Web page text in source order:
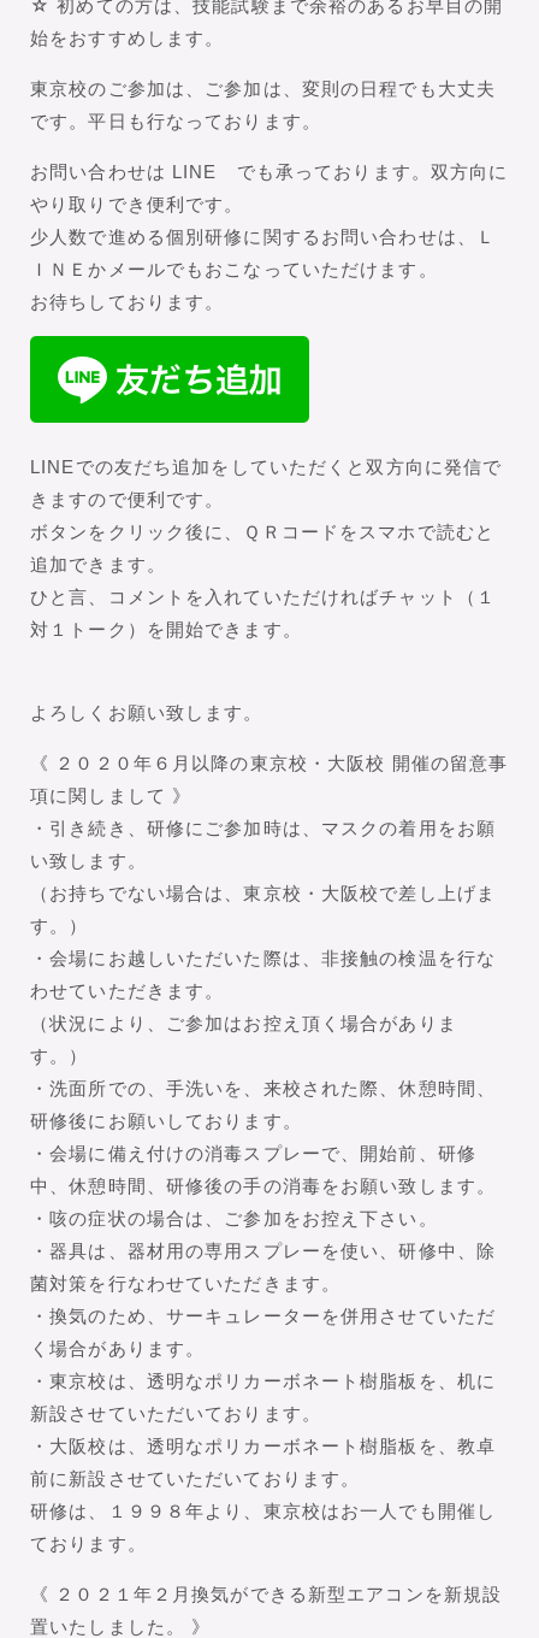
☆ 初めての方は、技能試験まで余裕のあるお早目の開
始をおすすめします。
東京校のご参加は、ご参加は、変則の日程でも大丈夫
です。平日も行なっております。
お問い合わせは LINE でも承っております。双方向に
やり取りでき便利です。
少人数で進める個別研修に関するお問い合わせは、Ｌ
ＩＮＥかメールでもおこなっていただけます。
お待ちしております。
LINEでの友だち追加をしていただくと双方向に発信で
きますので便利です。
ボタンをクリック後に、ＱＲコードをスマホで読むと
追加できます。
ひと言、コメントを入れていただければチャット（１
対１トーク）を開始できます。
よろしくお願い致します。
《 ２０２０年６月以降の東京校・大阪校 開催の留意事
項に関しまして 》
・引き続き、研修にご参加時は、マスクの着用をお願
い致します。
（お持ちでない場合は、東京校・大阪校で差し上げま
す。）
・会場にお越しいただいた際は、非接触の検温を行な
わせていただきます。
（状況により、ご参加はお控え頂く場合がありま
す。）
・洗面所での、手洗いを、来校された際、休憩時間、
研修後にお願いしております。
・会場に備え付けの消毒スプレーで、開始前、研修
中、休憩時間、研修後の手の消毒をお願い致します。
・咳の症状の場合は、ご参加をお控え下さい。
・器具は、器材用の専用スプレーを使い、研修中、除
菌対策を行なわせていただきます。
・換気のため、サーキュレーターを併用させていただ
く場合があります。
・東京校は、透明なポリカーボネート樹脂板を、机に
新設させていただいております。
・大阪校は、透明なポリカーボネート樹脂板を、教卓
前に新設させていただいております。
研修は、１９９８年より、東京校はお一人でも開催し
ております。
《 ２０２１年２月換気ができる新型エアコンを新規設
置いたしました。 》